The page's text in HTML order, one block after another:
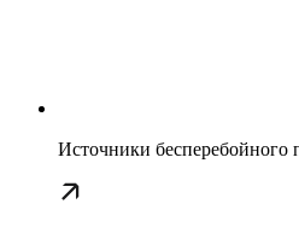
Источники бесперебойного